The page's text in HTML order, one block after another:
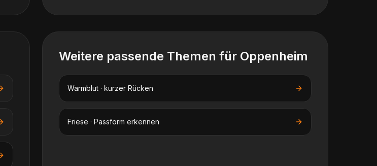
Weitere passende Themen für Oppenheim
Warmblut · kurzer Rücken
Friese · Passform erkennen